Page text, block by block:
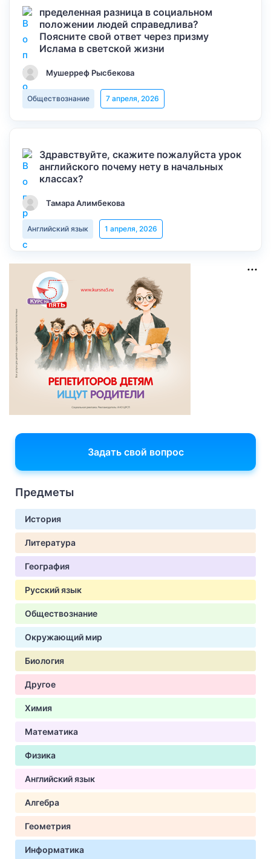
пределенная разница в социальном
положении людей справедлива?
Поясните свой ответ через призму
Ислама в светской жизни
Мушерреф Рысбекова
Обществознание 7 апреля, 2026
Здравствуйте, скажите пожалуйста урок
английского почему нету в начальных
классах?
Тамара Алимбекова
Английский язык 1 апреля, 2026
Задать свой вопрос
Предметы
История
Литература
География
Русский язык
Обществознание
Окружающий мир
Биология
Другое
Химия
Математика
Физика
Английский язык
Алгебра
Геометрия
Информатика